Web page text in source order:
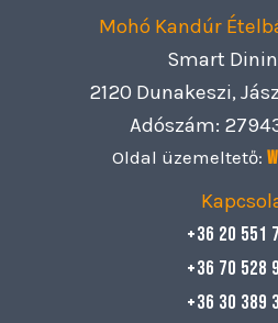
Mohó Kandúr
Smart
2120 Dunakeszi,
Adószám:
Oldal üzemeltető:
+36 20 551
+36 70 528
+36 30 389